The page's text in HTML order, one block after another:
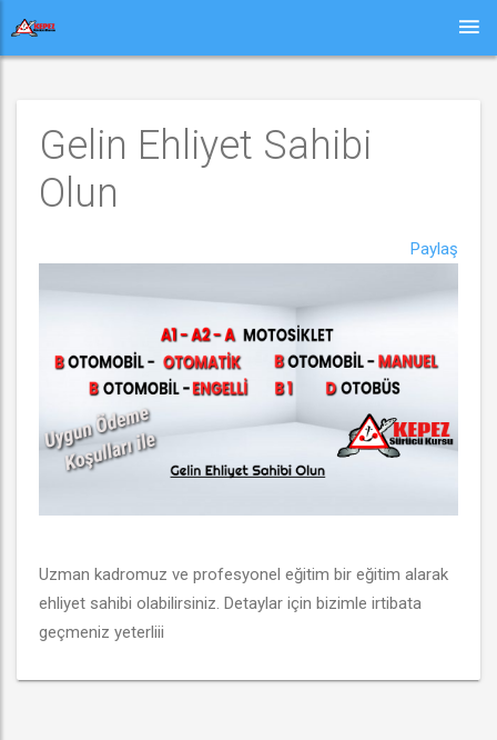
Gelin Ehliyet Sahibi
Olun
Paylaş
Uzman kadromuz ve profesyonel eğitim bir eğitim alarak
ehliyet sahibi olabilirsiniz. Detaylar için bizimle irtibata
geçmeniz yeterliii